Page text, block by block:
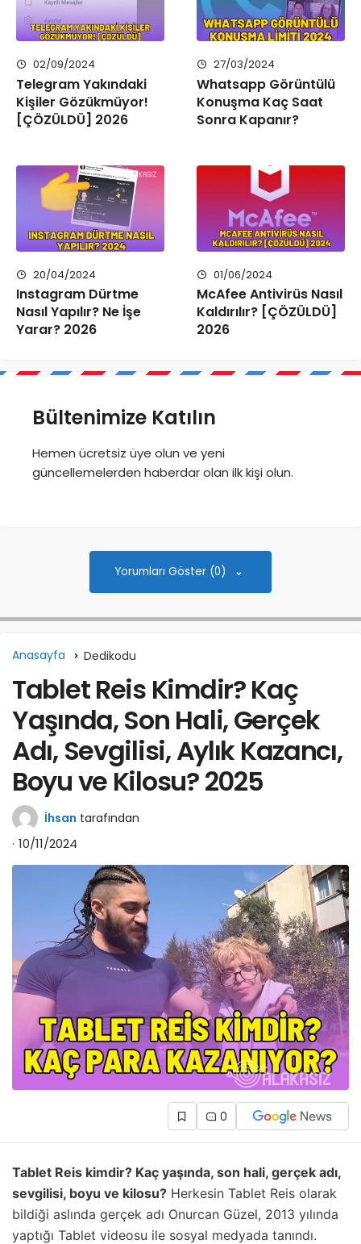
02/09/2024
Telegram Yakındaki
Kişiler Gözükmüyor!
[ÇÖZÜLDÜ] 2026
27/03/2024
Whatsapp Görüntülü
Konuşma Kaç Saat
Sonra Kapanır?
20/04/2024
Instagram Dürtme
Nasıl Yapılır? Ne İşe
Yarar? 2026
01/06/2024
McAfee Antivirüs Nasıl
Kaldırılır? [ÇÖZÜLDÜ]
2026
Bültenimize Katılın
Hemen ücretsiz üye olun ve yeni
güncellemelerden haberdar olan ilk kişi olun.
Yorumları Göster (0)
Anasayfa Dedikodu
Tablet Reis Kimdir? Kaç
Yaşında, Son Hali, Gerçek
Adı, Sevgilisi, Aylık Kazancı,
Boyu ve Kilosu? 2025
İhsan tarafından
10/11/2024
0
Tablet Reis kimdir? Kaç yaşında, son hali, gerçek adı,
sevgilisi, boyu ve kilosu? Herkesin Tablet Reis olarak
bildiği aslında gerçek adı Onurcan Güzel, 2013 yılında
yaptığı Tablet videosu ile sosyal medyada tanındı.